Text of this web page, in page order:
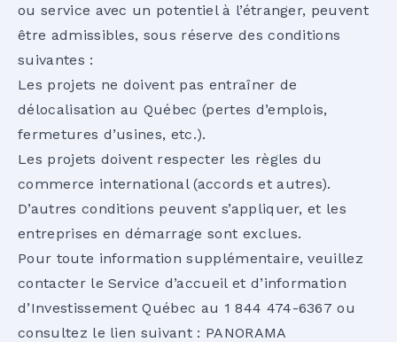
ou service avec un potentiel à l’étranger, peuvent
être admissibles, sous réserve des conditions
suivantes :
Les projets ne doivent pas entraîner de
délocalisation au Québec (pertes d’emplois,
fermetures d’usines, etc.).
Les projets doivent respecter les règles du
commerce international (accords et autres).
D’autres conditions peuvent s’appliquer, et les
entreprises en démarrage sont exclues.
Pour toute information supplémentaire, veuillez
contacter le Service d’accueil et d’information
d’Investissement Québec au 1 844 474-6367 ou
consultez le lien suivant : PANORAMA